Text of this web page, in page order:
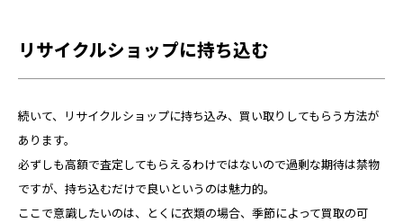
リサイクルショップに持ち込む
続いて、リサイクルショップに持ち込み、買い取りしてもらう方法が
あります。
必ずしも高額で査定してもらえるわけではないので過剰な期待は禁物
ですが、持ち込むだけで良いというのは魅力的。
ここで意識したいのは、とくに衣類の場合、季節によって買取の可